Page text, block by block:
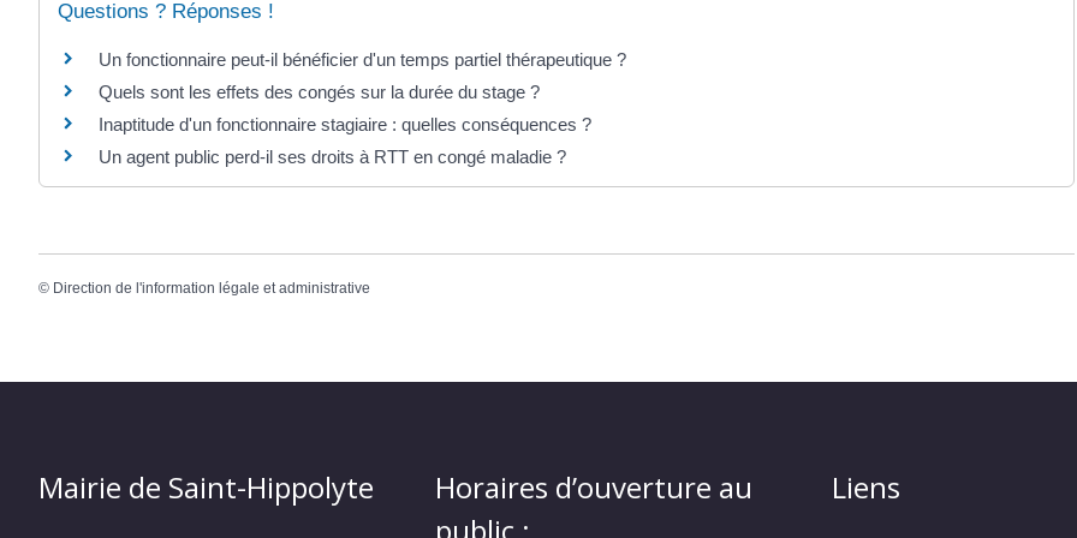
Questions ? Réponses !
Un fonctionnaire peut-il bénéficier d'un temps partiel thérapeutique ?
Quels sont les effets des congés sur la durée du stage ?
Inaptitude d'un fonctionnaire stagiaire : quelles conséquences ?
Un agent public perd-il ses droits à RTT en congé maladie ?
© Direction de l'information légale et administrative
Mairie de Saint-Hippolyte
Horaires d’ouverture au
Liens